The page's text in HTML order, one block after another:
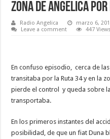
ZONA DE ANGELICA
Radio Angelica marzo 6,
Leave a comment
447 Views
En confuso episodio, cerca de
transitaba por la Ruta 34 y en la
pierde el control y queda sobre
transportaba.
En los primeros instantes del
posibilidad, de que un fiat Duna